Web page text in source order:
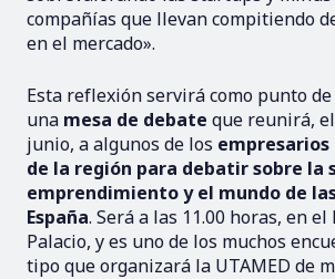
compañías que llevan compitiendo
en el mercado».
Esta reflexión servirá como punto
una mesa de debate que reunirá,
junio, a algunos de los
de la región para debatir sobre la
emprendimiento y el mundo de
España. Será a las 11.00 horas, en
Palacio, y es uno de los muchos
tipo que organizará la UTAMED de